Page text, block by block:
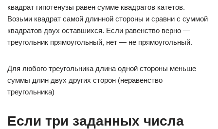
квадрат гипотенузы равен сумме квадратов катетов.
Возьми квадрат самой длинной стороны и сравни с суммой
квадратов двух оставшихся. Если равенство верно —
треугольник прямоугольный, нет — не прямоугольный.
Для любого треугольника длина одной стороны меньше
суммы длин двух других сторон (неравенство
треугольника)
Если три заданных числа